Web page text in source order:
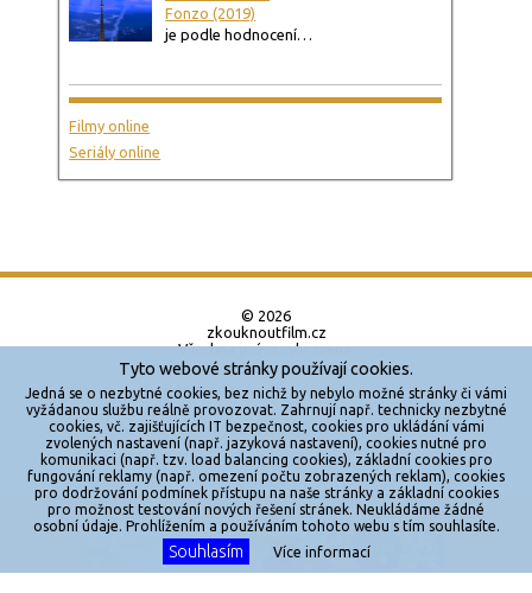
X
Fonzo (2019)
je podle hodnocení…
Filmy online
Seriály online
© 2026
zkouknoutfilm.cz
Všechna práva vyhrazena.
Powered by
Reklama
Sítě
Redakce
Jakékoliv užití obsahu je bez souhlasu provozovatele zakázáno.
Tyto webové stránky používají cookies.
Jedná se o nezbytné cookies, bez nichž by nebylo možné stránky či vámi
vyžádanou službu reálně provozovat. Zahrnují např. technicky nezbytné
cookies, vč. zajišťujících IT bezpečnost, cookies pro ukládání vámi
zvolených nastavení (např. jazyková nastavení), cookies nutné pro
komunikaci (např. tzv. load balancing cookies), základní cookies pro
fungování reklamy (např. omezení počtu zobrazených reklam), cookies
pro dodržování podmínek přístupu na naše stránky a základní cookies
pro možnost testování nových řešení stránek. Neukládáme žádné
osobní údaje. Prohlížením a používáním tohoto webu s tím souhlasíte.
Souhlasím Více informací